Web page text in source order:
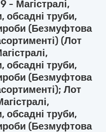
Магістралі,
обсадні труби,
(Безмуфтова
(Лот
обсадні труби,
(Безмуфтова
Лот
обсадні труби,
(Безмуфтова